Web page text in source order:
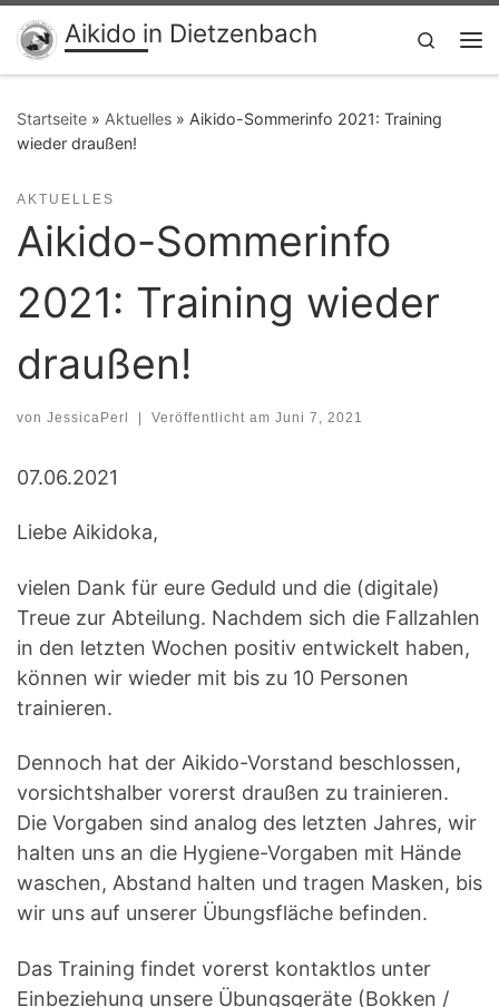
Zum Inhalt springen
Aikido in Dietzenbach
Search
Startseite » Aktuelles » Aikido-Sommerinfo 2021: Training
wieder draußen!
AKTUELLES
Aikido-Sommerinfo
2021: Training wieder
draußen!
von JessicaPerl | Veröffentlicht am Juni 7, 2021
07.06.2021
Liebe Aikidoka,
vielen Dank für eure Geduld und die (digitale)
Treue zur Abteilung. Nachdem sich die Fallzahlen
in den letzten Wochen positiv entwickelt haben,
können wir wieder mit bis zu 10 Personen
trainieren.
Dennoch hat der Aikido-Vorstand beschlossen,
vorsichtshalber vorerst draußen zu trainieren.
Die Vorgaben sind analog des letzten Jahres, wir
halten uns an die Hygiene-Vorgaben mit Hände
waschen, Abstand halten und tragen Masken, bis
wir uns auf unserer Übungsfläche befinden.
Das Training findet vorerst kontaktlos unter
Einbeziehung unsere Übungsgeräte (Bokken /